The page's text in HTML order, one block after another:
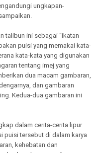
ungkapan-
talibun ini sebagai “ikatan
puisi yang memakai kata-
kata-kata yang digunakan
tentang imej yang
dua macam gambaran,
dan gambaran
Kedua-dua gambaran ini
dalam cerita-cerita lipur
puisi tersebut di dalam karya
kehebatan dan